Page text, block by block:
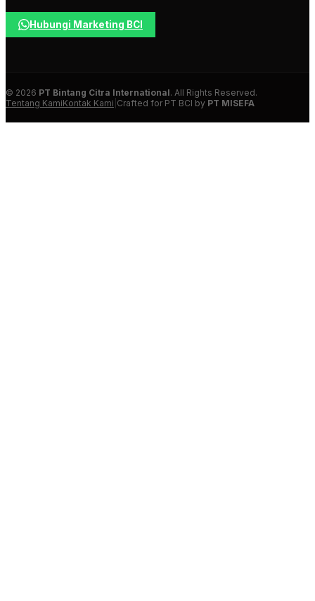
Hubungi Marketing BCI
© 2026 PT Bintang Citra International. All Rights Reserved.
Tentang KamiKontak Kami Crafted for PT BCI by PT MISEFA